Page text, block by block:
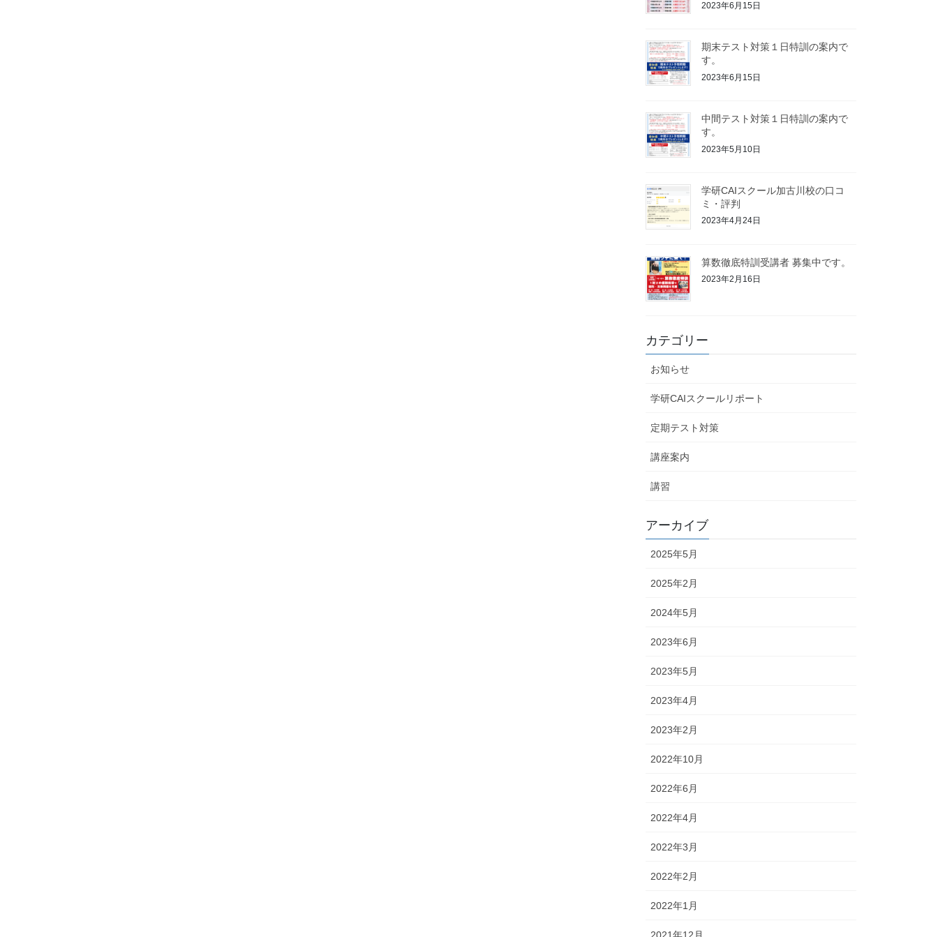
2023年6月15日
期末テスト対策１日特訓の案内で
す。
2023年6月15日
中間テスト対策１日特訓の案内で
す。
2023年5月10日
学研CAIスクール加古川校の口コ
ミ・評判
2023年4月24日
算数徹底特訓受講者 募集中です。
2023年2月16日
カテゴリー
お知らせ
学研CAIスクールリポート
定期テスト対策
講座案内
講習
アーカイブ
2025年5月
2025年2月
2024年5月
2023年6月
2023年5月
2023年4月
2023年2月
2022年10月
2022年6月
2022年4月
2022年3月
2022年2月
2022年1月